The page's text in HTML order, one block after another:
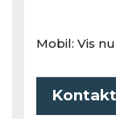
Mobil: Vis